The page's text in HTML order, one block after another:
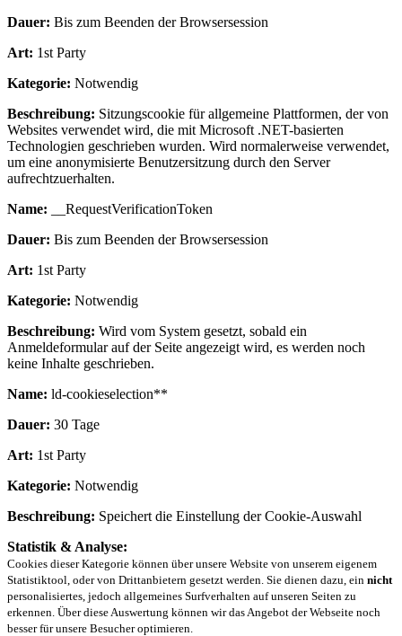
Dauer: Bis zum Beenden der Browsersession
Art: 1st Party
Kategorie: Notwendig
Beschreibung: Sitzungscookie für allgemeine Plattformen, der von
Websites verwendet wird, die mit Microsoft .NET-basierten
Technologien geschrieben wurden. Wird normalerweise verwendet,
um eine anonymisierte Benutzersitzung durch den Server
aufrechtzuerhalten.
Name: __RequestVerificationToken
Dauer: Bis zum Beenden der Browsersession
Art: 1st Party
Kategorie: Notwendig
Beschreibung: Wird vom System gesetzt, sobald ein
Anmeldeformular auf der Seite angezeigt wird, es werden noch
keine Inhalte geschrieben.
Name: ld-cookieselection**
Dauer: 30 Tage
Art: 1st Party
Kategorie: Notwendig
Beschreibung: Speichert die Einstellung der Cookie-Auswahl
Statistik & Analyse:
Cookies dieser Kategorie können über unsere Website von unserem eigenem
Statistiktool, oder von Drittanbietern gesetzt werden. Sie dienen dazu, ein nicht
personalisiertes, jedoch allgemeines Surfverhalten auf unseren Seiten zu
erkennen. Über diese Auswertung können wir das Angebot der Webseite noch
besser für unsere Besucher optimieren.